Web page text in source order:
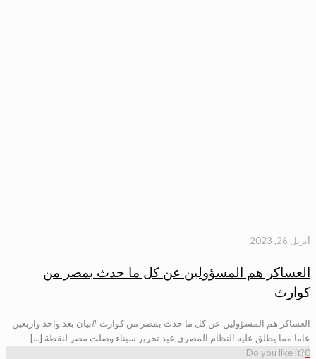
أبريل 26, 2023
العساكر هم المسؤولين عن كل ما حدث بمصر من
كوارث
العساكر هم المسؤولين عن كل ما حدث بمصر من كوارث #بيان بعد واحد واربعين
عاما مما يطلق عليه النظام المصري عيد تحرير سيناء وصلت مصر لنقطة […]
Do you like it?0